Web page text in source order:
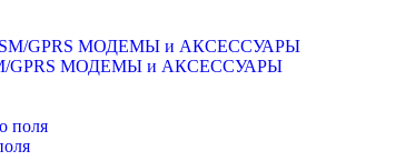
МОДЕМЫ и АКСЕССУАРЫ